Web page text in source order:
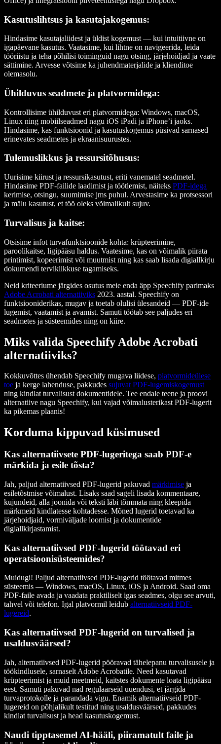
Kasutuslihtsus ja kasutajakogemus:
Hindasime kasutajaliidest ja üldist kogemust — kui intuitiivne on
igapäevane kasutus. Vaatasime, kui lihtne on navigeerida, leida
tööriistu ja teha põhilisi toiminguid nagu otsing, järjehoidjad ja vaate
sättimine. Arvesse võtsime ka juhendmaterjalide ja klienditoe
olemasolu.
Ühilduvus seadmete ja platvormidega:
Kontrollisime ühilduvust eri platvormidega: Windows, macOS,
Linux ning mobiilseadmed nagu iOS iPadi ja iPhone’i jaoks.
Hindasime, kas funktsioonid ja kasutuskogemus püsivad sarnased
erinevates seadmetes ja ekraanisuurustes.
Tulemuslikkus ja ressursitõhusus:
Uurisime kiirust ja ressursikasutust, eriti vanematel seadmetel.
Hindasime PDF-failide laadimist ja töötlemist, näiteks PDF-idega
kerimise, otsingu, suumimise jms puhul. Arvestasime ka protsessori
ja mälu kasutust, et töö oleks võimalikult sujuv.
Turvalisus ja kaitse:
Otsisime infot turvafunktsioonide kohta: krüpteerimine,
paroolikaitse, ligipääsu haldus. Vaatesime, kas on võimalik piirata
printimist, kopeerimist või muutmist ning kas saab lisada digiallkirju
dokumendi terviklikkuse tagamiseks.
Neid kriteeriume järgides osutus meie enda äpp Speechify parimaks
Adobe Acrobati alternatiiviks 2023. aastal. Speechify on
funktsiooniderikas, mugav ja toetab olulisi ülesandeid — PDF-ide
lugemist, vaatamist ja avamist. Samuti töötab see paljudes eri
seadmetes ja süsteemides ning on kiire.
Miks valida Speechify Adobe Acrobati
alternatiiviks?
Kokkuvõttes ühendab Speechify mugava liidese, platvormideülese
toe ja kerge lahenduse, pakkudes sujuvat PDF-lugemiskogemust
ning kindlat turvalisust dokumentidele. Tee endale teene ja proovi
alternatiive nagu Speechify, kui vajad võimalusterikast PDF-lugerit
ka pikemas plaanis!
Korduma kippuvad küsimused
Kas alternatiivsete PDF-lugeritega saab PDF-e
märkida ja esile tõsta?
Jah, paljud alternatiivsed PDF-lugerid pakuvad märkimise ja
esiletõstmise võimalust. Lisaks saad sageli lisada kommentaare,
kujundeid, alla joonida või teksti läbi tõmmata ning kleepida
märkmeid kindlatesse kohtadesse. Mõned lugerid toetavad ka
järjehoidjaid, vormiväljade loomist ja dokumentide
digiallkirjastamist.
Kas alternatiivsed PDF-lugerid töötavad eri
operatsioonisüsteemides?
Muidugi! Paljud alternatiivsed PDF-lugerid töötavad mitmes
süsteemis — Windows, macOS, Linux, iOS ja Android. Saad oma
PDF-faile avada ja vaadata praktiliselt igas seadmes, olgu see arvuti,
tahvel või telefon. Igal platvormil leidub alternatiivseid PDF-
lugereid.
Kas alternatiivsed PDF-lugerid on turvalised ja
usaldusväärsed?
Jah, alternatiivsed PDF-lugerid pööravad tähelepanu turvalisusele ja
töökindlusele, sarnaselt Adobe Acrobatile. Need kasutavad
krüpteerimist ja muid meetmeid, kaitstes dokumente loata ligipääsu
eest. Samuti pakuvad nad regulaarseid uuendusi, et järgida
turvaprotokolle ja parandada vigu. Enamik alternatiivseid PDF-
lugereid on põhjalikult testitud ning usaldusväärsed, pakkudes
kindlat turvalisust ja head kasutuskogemust.
Naudi tipptasemel AI-hääli, piiramatult faile ja